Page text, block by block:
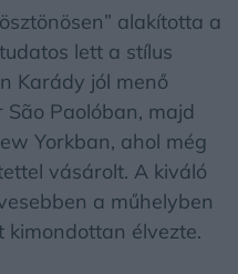
alakította a
lett a stílus
Karády jól menő
Paolóban, majd
Yorkban, ahol még
vásárolt. A kiváló
a műhelyben
kimondottan élvezte.